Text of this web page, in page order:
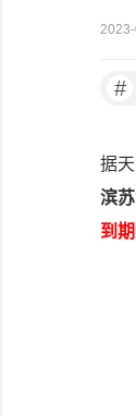
#
据
滨
到